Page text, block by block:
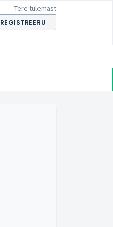
Tere tulemast
REGISTREERU